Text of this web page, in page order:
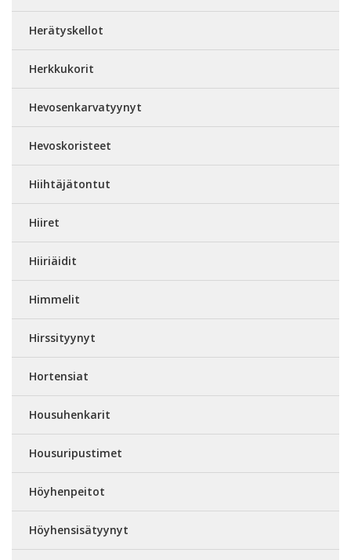
Herätyskellot
Herkkukorit
Hevosenkarvatyynyt
Hevoskoristeet
Hiihtäjätontut
Hiiret
Hiiriäidit
Himmelit
Hirssityynyt
Hortensiat
Housuhenkarit
Housuripustimet
Höyhenpeitot
Höyhensisätyynyt